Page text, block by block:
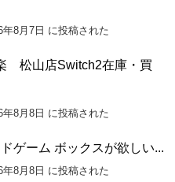
年8月7日 に投稿された
松山店Switch2在庫・買
年8月8日 に投稿された
ゲーム ボックスが欲しい...
年8月8日 に投稿された